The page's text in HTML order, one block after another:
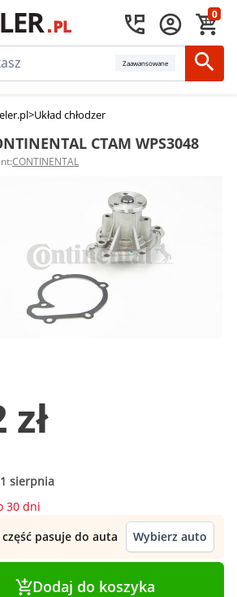
0
Zaawansowane
>Układ chłodzenia silnika
CTAM WPS3048
CONTINENTAL
sierpnia
30 dni
pasuje do auta
Wybierz auto
Dodaj do koszyka